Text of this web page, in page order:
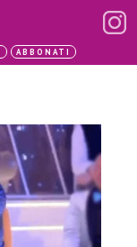
ABBONATI